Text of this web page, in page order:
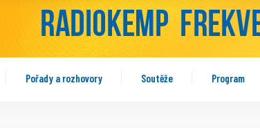
Pořady a rozhovory Soutěže Program